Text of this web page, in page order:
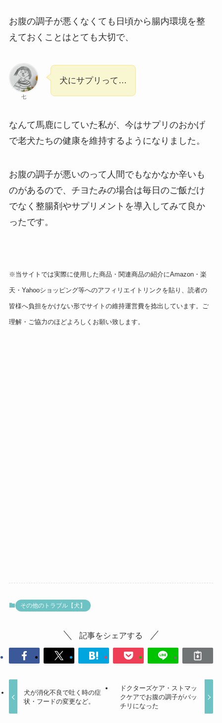
お腹の調子が悪くなくても日頃から腸内環境を整
えておくことはとても大切で、
七
犬にサプリって…
なんて馬鹿にしていた私が、今はサプリのおかげ
で老犬たちの健康を維持するようになりました。
お腹の調子が悪いのって人間でもなかなか辛いも
のがあるので、チヨたみの場合は毎日のご飯だけ
でなく整腸剤やサプリメントを導入してみて良か
ったです。
※当サイトでは実際に使用した商品・関連商品の紹介にAmazon・楽
天・Yahooショッピング等へのアフィリエイトリンクを貼り、読者の
皆様へ負担をかけない形でサイトの維持運営費を捻出しています。ご
理解・ご協力のほどよろしくお願い致します。
その他のトラブル【犬】
記事をシェアする
犬が消化不良で吐く時の症
状・フードの変更など。
ドクターズケア・ストマッ
クケアでお腹の調子がバッ
チリになった